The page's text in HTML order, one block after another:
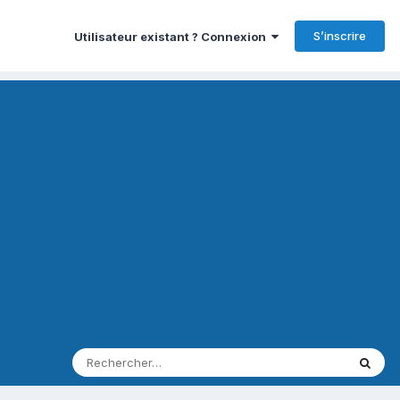
Utilisateur existant ? Connexion S’inscrire